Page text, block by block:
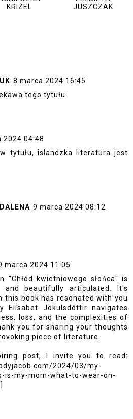
KRIZEL
JUSZCZAK
8 marca 2024 16:45
tego tytułu.
2024 04:48
tytułu, islandzka literatura jest
9 marca 2024 08:12
marca 2024 11:05
"Chłód kwietniowego słońca" is
and beautifully articulated. It's
this book has resonated with you
Elísabet Jökulsdóttir navigates
loss, and the complexities of
you for sharing your thoughts
piece of literature.
post, I invite you to read:
2024/03/my-
is-my-mom-what-to-wear-on-